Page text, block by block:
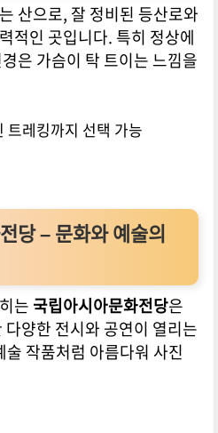
산으로, 잘 정비된 등산로와
적인 곳입니다. 특히 정상에
은 가슴이 탁 트이는 느낌을
트레킹까지 선택 가능
당 – 문화와 예술의
는 국립아시아문화전당은
양한 전시와 공연이 열리는
작품처럼 아름다워 사진